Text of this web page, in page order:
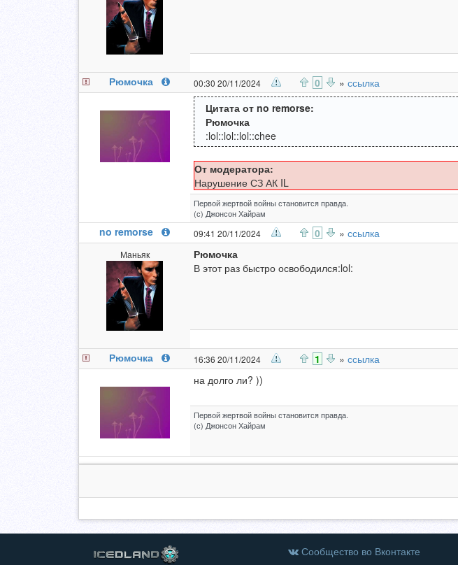
Рюмочка 00:30 20/11/2024 0 » ссылка
Цитата от no remorse:
Рюмочка
:lol::lol::lol::chee
От модератора:
Нарушение СЗ АК IL
Первой жертвой войны становится правда.
(с) Джонсон Хайрам
no remorse 09:41 20/11/2024 0 » ссылка
Маньяк
Рюмочка
В этот раз быстро освободился:lol:
Рюмочка 16:36 20/11/2024 1 » ссылка
на долго ли? ))
Первой жертвой войны становится правда.
(с) Джонсон Хайрам
Сообщество во Вконтакте